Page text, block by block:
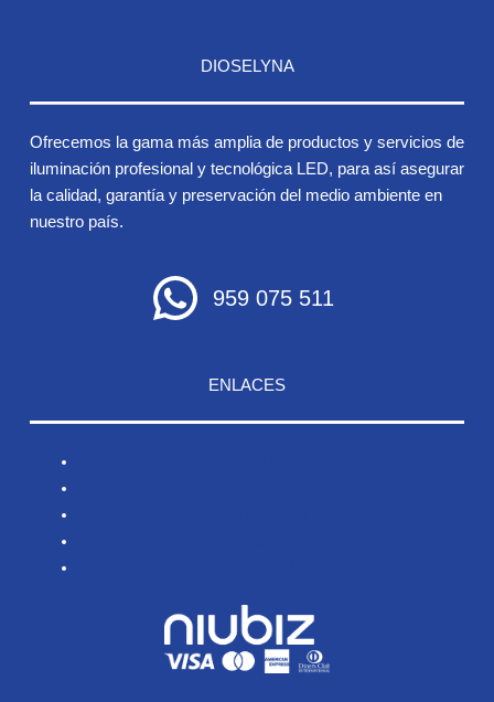
DIOSELYNA
Ofrecemos la gama más amplia de productos y servicios de
iluminación profesional y tecnológica LED, para así asegurar
la calidad, garantía y preservación del medio ambiente en
nuestro país.
959 075 511
ENLACES